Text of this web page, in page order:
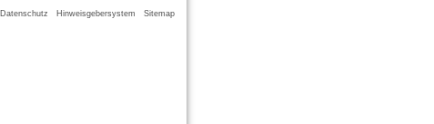
Datenschutz Hinweisgebersystem Sitemap